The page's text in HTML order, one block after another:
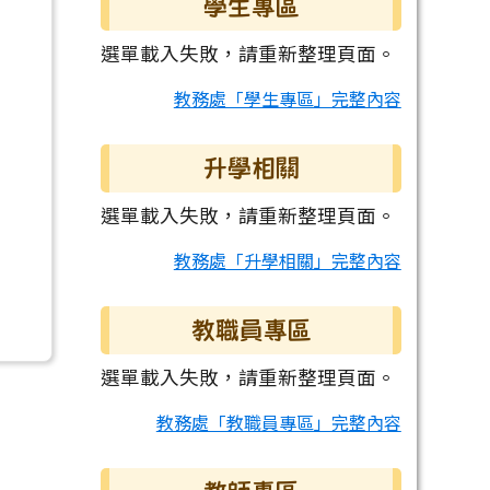
學生專區
選單載入失敗，請重新整理頁面。
教務處「學生專區」完整內容
升學相關
選單載入失敗，請重新整理頁面。
教務處「升學相關」完整內容
教職員專區
選單載入失敗，請重新整理頁面。
教務處「教職員專區」完整內容